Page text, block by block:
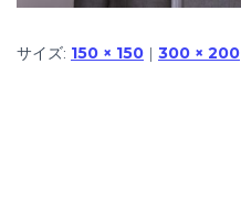
サイズ: 150 × 150 | 300 × 200